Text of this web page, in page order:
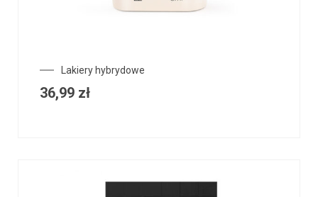
Lakiery hybrydowe
36,99 zł